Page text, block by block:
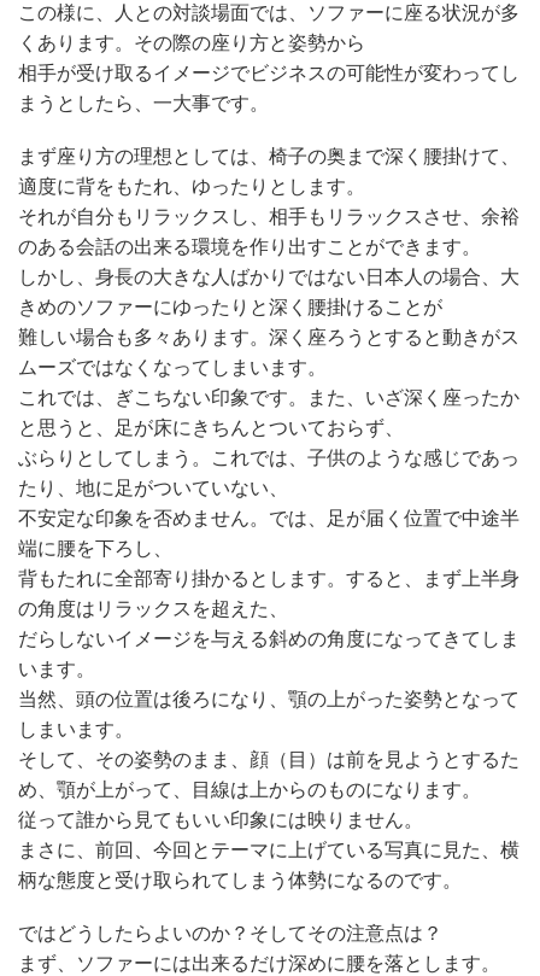
この様に、人との対談場面では、ソファーに座る状況が多
くあります。その際の座り方と姿勢から
相手が受け取るイメージでビジネスの可能性が変わってし
まうとしたら、一大事です。
まず座り方の理想としては、椅子の奥まで深く腰掛けて、
適度に背をもたれ、ゆったりとします。
それが自分もリラックスし、相手もリラックスさせ、余裕
のある会話の出来る環境を作り出すことができます。
しかし、身長の大きな人ばかりではない日本人の場合、大
きめのソファーにゆったりと深く腰掛けることが
難しい場合も多々あります。深く座ろうとすると動きがス
ムーズではなくなってしまいます。
これでは、ぎこちない印象です。また、いざ深く座ったか
と思うと、足が床にきちんとついておらず、
ぶらりとしてしまう。これでは、子供のような感じであっ
たり、地に足がついていない、
不安定な印象を否めません。では、足が届く位置で中途半
端に腰を下ろし、
背もたれに全部寄り掛かるとします。すると、まず上半身
の角度はリラックスを超えた、
だらしないイメージを与える斜めの角度になってきてしま
います。
当然、頭の位置は後ろになり、顎の上がった姿勢となって
しまいます。
そして、その姿勢のまま、顔（目）は前を見ようとするた
め、顎が上がって、目線は上からのものになります。
従って誰から見てもいい印象には映りません。
まさに、前回、今回とテーマに上げている写真に見た、横
柄な態度と受け取られてしまう体勢になるのです。
ではどうしたらよいのか？そしてその注意点は？
まず、ソファーには出来るだけ深めに腰を落とします。